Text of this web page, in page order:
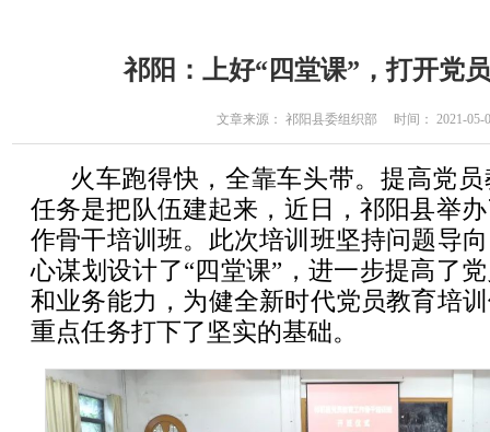
祁阳：上好“四堂课”，打开党
文章来源： 祁阳县委组织部 时间： 2021-05-
火车跑得快，全靠车头带。提高党
任务是把队伍建起来，近日，祁阳县举
作骨干培训班。此次培训班坚持问题导
心谋划设计了“四堂课”，进一步提高了
和业务能力，为健全新时代党员教育培
重点任务打下了坚实的基础。